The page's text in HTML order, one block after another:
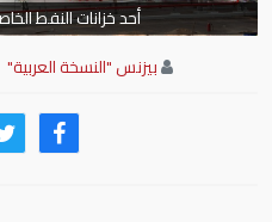
أحد خزانات النفط
بيزنس "النسخة العربية"